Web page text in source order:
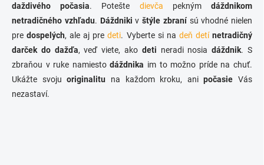
v
k
y
v
ý
p
i
daždivého počasia. Potešte dievča peknýmdáždnikom
netradičného vzhľadu. Dáždniki v štýle zbranísú vhodné nielen
predospelých, ale aj predeti. Vyberte si na deň detí netradičný
darček do dažďa, veď viete, ako deti neradi nosiadáždnik. S
zbraňou v ruke namiestodáždnika im to možno príde na chuť.
Ukážte svojuoriginalitu na každom kroku, anipočasie Vás
nezastaví.